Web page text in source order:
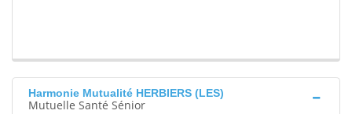
Harmonie Mutualité HERBIERS (LES)
Mutuelle Santé Sénior